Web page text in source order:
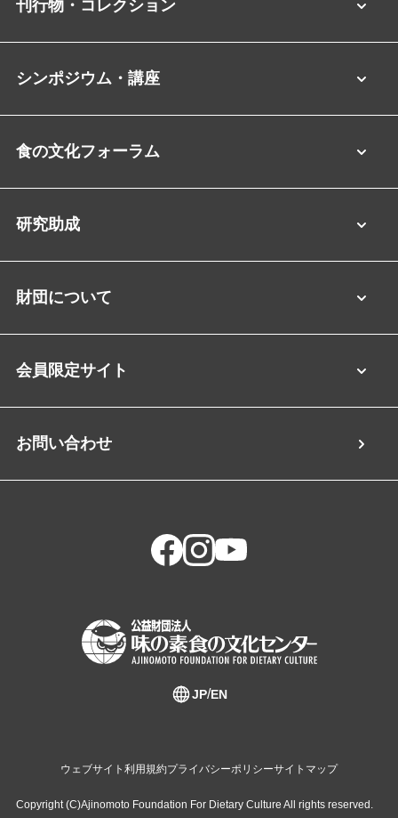
刊行物・コレクション
シンポジウム・講座
食の文化フォーラム
研究助成
財団について
会員限定サイト
お問い合わせ
JP EN
ウェブサイト利用規約プライバシーポリシーサイトマップ
Copyright (C)Ajinomoto Foundation For Dietary Culture All rights reserved.